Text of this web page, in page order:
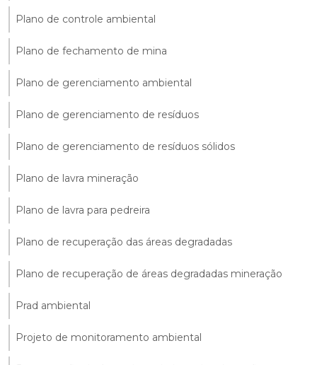
Plano de controle ambiental
Plano de fechamento de mina
Plano de gerenciamento ambiental
Plano de gerenciamento de resíduos
Plano de gerenciamento de resíduos sólidos
Plano de lavra mineração
Plano de lavra para pedreira
Plano de recuperação das áreas degradadas
Plano de recuperação de áreas degradadas mineração
Prad ambiental
Projeto de monitoramento ambiental